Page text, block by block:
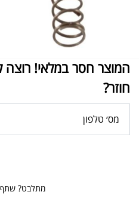
המוצר חסר במלאי! רוצה
חוזר?
מתלבט?